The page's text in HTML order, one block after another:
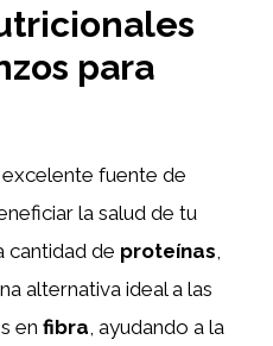
para
excelente fuente de
la salud de tu
cantidad de proteínas,
alternativa ideal a las
en fibra, ayudando a la